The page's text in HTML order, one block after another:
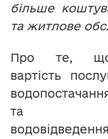
більше
та житлове
Про те,
вартість
та
водовідведення